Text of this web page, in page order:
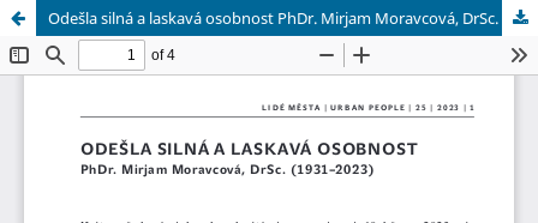
Odešla silná a laskavá osobnost PhDr. Mirjam Moravcová, DrSc.